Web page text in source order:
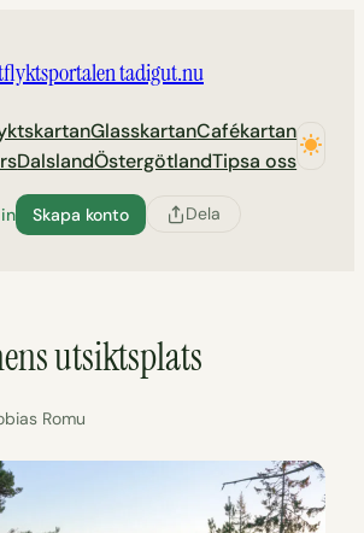
tadigut.nu
GlasskartanCafékartan
DalslandÖstergötlandTipsa oss
Skapa konto Dela
utsiktsplats
Romu